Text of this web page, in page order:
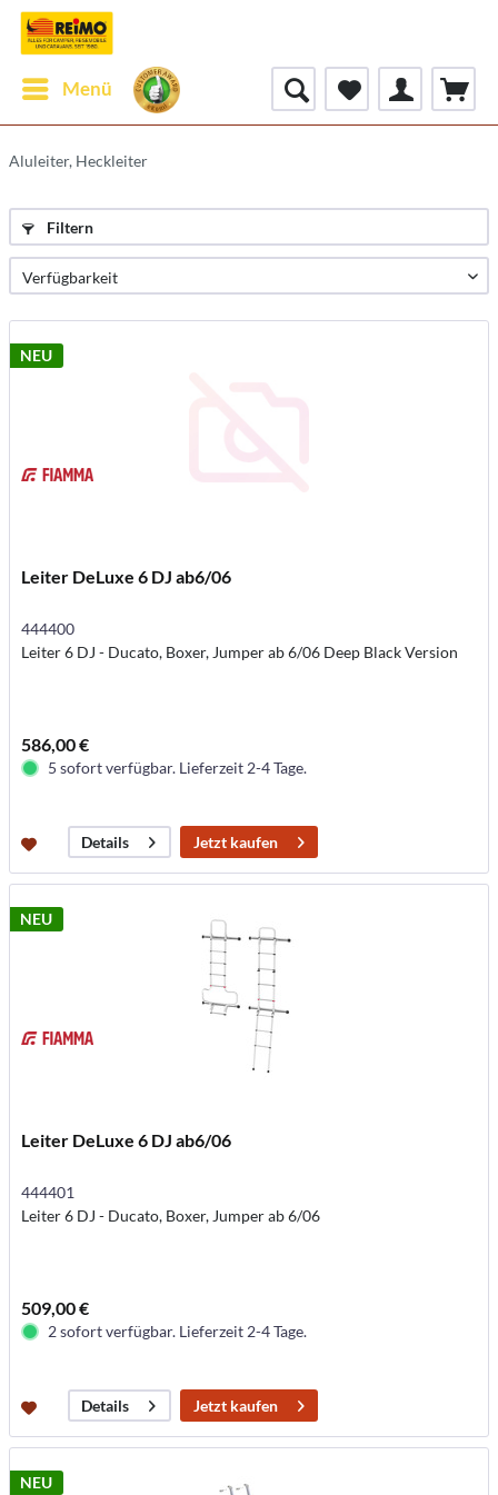
Menü
Aluleiter, Heckleiter
Filtern
NEU
Leiter DeLuxe 6 DJ ab6/06
444400
Leiter 6 DJ - Ducato, Boxer, Jumper ab 6/06 Deep Black Version
586,00 €
5 sofort verfügbar. Lieferzeit 2-4 Tage.
Details Jetzt kaufen
NEU
Leiter DeLuxe 6 DJ ab6/06
444401
Leiter 6 DJ - Ducato, Boxer, Jumper ab 6/06
509,00 €
2 sofort verfügbar. Lieferzeit 2-4 Tage.
Details Jetzt kaufen
NEU